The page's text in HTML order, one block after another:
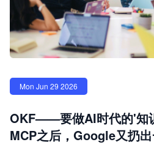
Mon Jun 29 2026
OKF——要做AI时代的'知
MCP之后，Google又扔